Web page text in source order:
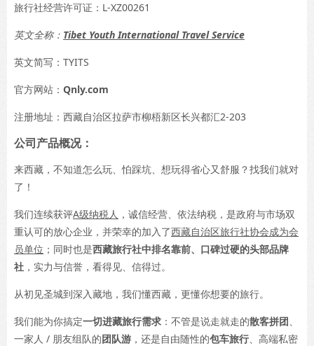
旅行社经营许可证：L-XZ00261
英文全称： Tibet Youth International Travel Service
英文简写：TYITS
官方网站： Qnly.com
注册地址：西藏自治区拉萨市柳梧新区长兴都汇2-203
公司产品概况：
来西藏，不知道怎么玩、怕踩坑、想玩得省心又舒服？找我们就对
了！
我们连续获评A级纳税人 ，诚信经营、依法纳税，是政府与市场双
重认可的放心企业，并荣幸的加入了西藏自治区旅行社协会成为会
员单位 ；同时也是西藏旅行社中排名靠前、口碑过硬的头部品牌
社 ，实力与信誉，看得见、信得过。
从初见圣城到深入藏地，我们懂西藏，更懂你想要的旅行。
我们能为你搞定一切进藏旅行需求 ：不管是说走就走的散客拼团、
一家人 / 朋友组队的团队游 ，还是自由随性的包车旅行、高端私密